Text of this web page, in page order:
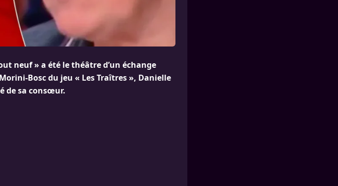
neuf » a été le théâtre d’un échange
Bosc du jeu « Les Traîtres », Danielle
de sa consœur.